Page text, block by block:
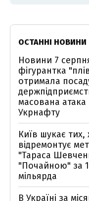
ОСТАННІ НОВИНИ
Новини 7
фігурантка
отримала
масована
Укрнафту
Київ шукає тих,
відремонтує
"Тараса
"Почайною" за
мільярда
В Україні за